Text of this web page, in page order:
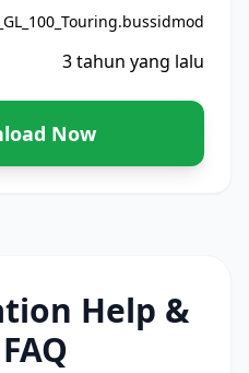
3 tahun yang lalu
Now
Help &
FAQ